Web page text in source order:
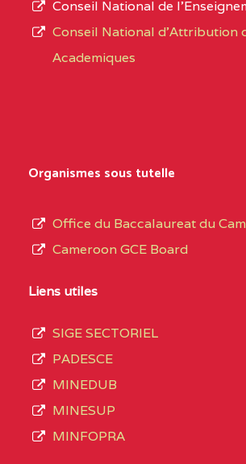
NORD
0EI1TEFD100495110
NORD
KOUSSERI
NORD
EXTREME-
NORD
L’offre
d’éducation
de
du
de
septembre
2020
compte
3408
Conseil National de
Conseil National d'Attribution
Academiques
Organismes sous tutelle
Office du Baccalaureat du
Cameroon GCE Board
Liens utiles
SIGE SECTORIEL
PADESCE
MINEDUB
MINESUP
MINFOPRA